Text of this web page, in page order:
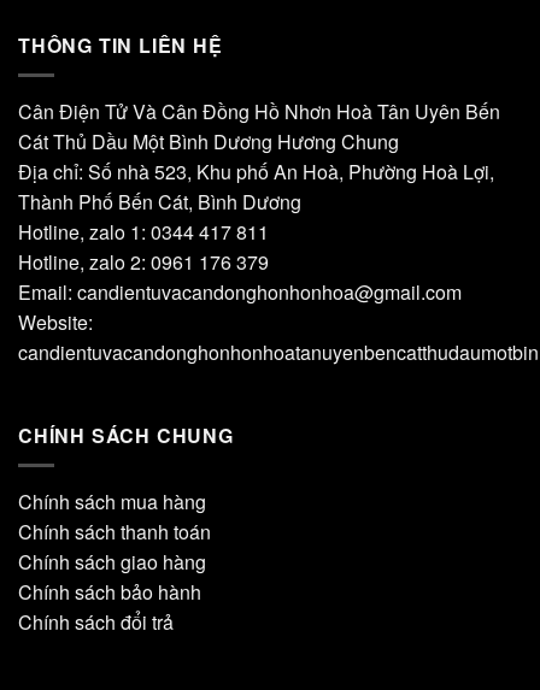
THÔNG TIN LIÊN HỆ
Cân Điện Tử Và Cân Đồng Hồ Nhơn Hoà Tân Uyên Bến
Cát Thủ Dầu Một Bình Dương Hương Chung
Địa chỉ: Số nhà 523, Khu phố An Hoà, Phường Hoà Lợi,
Thành Phố Bến Cát, Bình Dương
Hotline, zalo 1: 0344 417 811
Hotline, zalo 2: 0961 176 379
Email: candientuvacandonghonhonhoa@gmail.com
Website:
CHÍNH SÁCH CHUNG
Chính sách mua hàng
Chính sách thanh toán
Chính sách giao hàng
Chính sách bảo hành
Chính sách đổi trả